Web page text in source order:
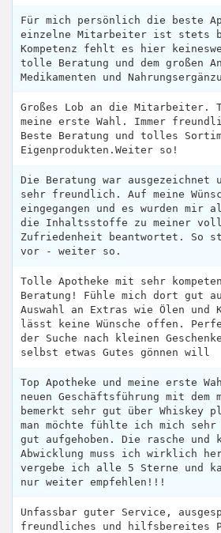
Für mich persönlich die beste
einzelne Mitarbeiter ist stets
Kompetenz fehlt es hier
tolle Beratung und dem großen
Medikamenten und
Großes Lob an die Mitarbeiter.
meine erste Wahl. Immer
Beste Beratung und tolles
Eigenprodukten.Weiter so!
Die Beratung war ausgezeichnet
sehr freundlich. Auf meine
eingegangen und es wurden mir
die Inhaltsstoffe zu meiner
Zufriedenheit beantwortet. So
vor - weiter so.
Tolle Apotheke mit sehr
Beratung! Fühle mich dort gut
Auswahl an Extras wie Ölen und
lässt keine Wünsche offen.
der Suche nach kleinen
selbst etwas Gutes gönnen will
Top Apotheke und meine erste
neuen Geschäftsführung mit dem
bemerkt sehr gut über Whiskey
man möchte fühlte ich mich sehr
gut aufgehoben. Die rasche und
Abwicklung muss ich wirklich
vergebe ich alle 5 Sterne und
nur weiter empfehlen!!!
Unfassbar guter Service,
freundliches und hilfsbereites